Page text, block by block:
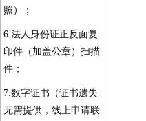
照）；
6.法人身份证正反面复
印件（加盖公章）扫描
件；
7.数字证书（证书遗失
无需提供，线上申请联